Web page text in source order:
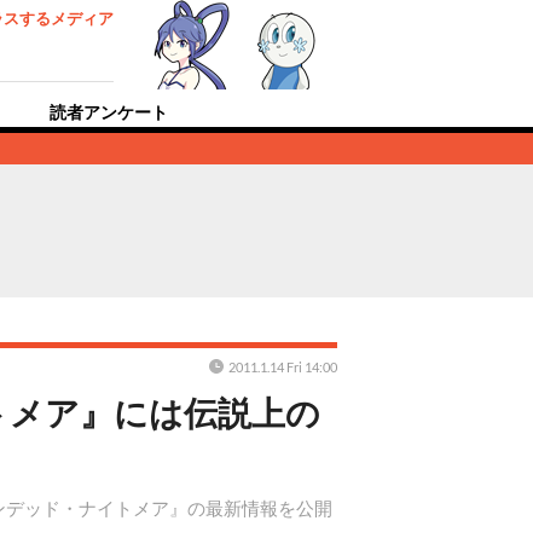
するメディア
読者アンケート
ア』には伝説上の
ッド・ナイトメア』の最新情報を公開
2011.1.14 Fri 14:00